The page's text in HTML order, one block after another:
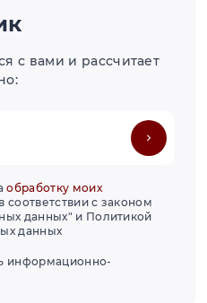
с вами и рассчитает
обработку моих
соответствии с законом
данных" и Политикой
данных
информационно-